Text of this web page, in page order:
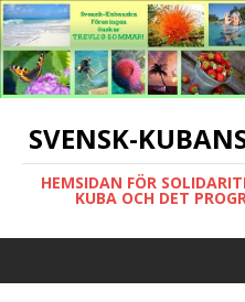
SVENSK-
HEMSIDAN FÖR
KUBA OCH DET